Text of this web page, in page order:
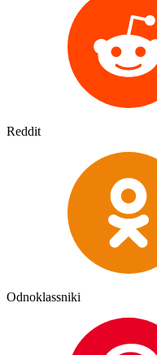
Reddit
Odnoklassniki